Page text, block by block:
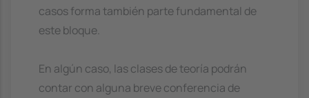
casos forma también parte fundamental de
este bloque.
En algún caso, las clases de teoría podrán
contar con alguna breve conferencia de